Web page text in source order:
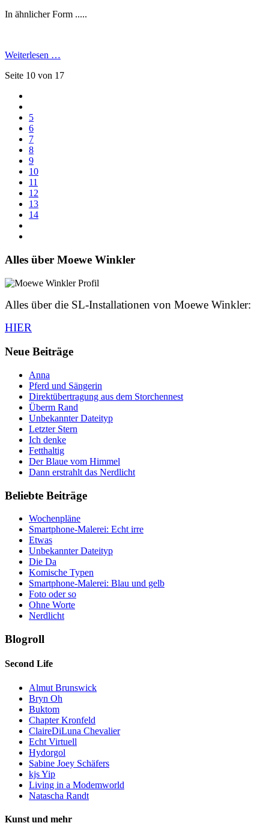
In ähnlicher Form .....
Weiterlesen …
Seite 10 von 17
5
6
7
8
9
10
11
12
13
14
Alles über Moewe Winkler
Alles über die SL-Installationen von Moewe Winkler:
HIER
Neue Beiträge
Anna
Pferd und Sängerin
Direktübertragung aus dem Storchennest
Überm Rand
Unbekannter Dateityp
Letzter Stern
Ich denke
Fetthaltig
Der Blaue vom Himmel
Dann erstrahlt das Nerdlicht
Beliebte Beiträge
Wochenpläne
Smartphone-Malerei: Echt irre
Etwas
Unbekannter Dateityp
Die Da
Komische Typen
Smartphone-Malerei: Blau und gelb
Foto oder so
Ohne Worte
Nerdlicht
Blogroll
Second Life
Almut Brunswick
Bryn Oh
Buktom
Chapter Kronfeld
ClaireDiLuna Chevalier
Echt Virtuell
Hydorgol
Sabine Joey Schäfers
kjs Yip
Living in a Modemworld
Natascha Randt
Kunst und mehr